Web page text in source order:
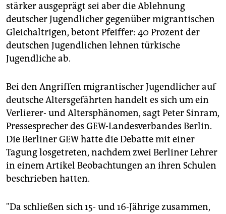
stärker ausgeprägt sei aber die Ablehnung
deutscher Jugendlicher gegenüber migrantischen
Gleichaltrigen, betont Pfeiffer: 40 Prozent der
deutschen Jugendlichen lehnen türkische
Jugendliche ab.
Bei den Angriffen migrantischer Jugendlicher auf
deutsche Altersgefährten handelt es sich um ein
Verlierer- und Altersphänomen, sagt Peter Sinram,
Pressesprecher des GEW-Landesverbandes Berlin.
Die Berliner GEW hatte die Debatte mit einer
Tagung losgetreten, nachdem zwei Berliner Lehrer
in einem Artikel Beobachtungen an ihren Schulen
beschrieben hatten.
"Da schließen sich 15- und 16-Jährige zusammen,